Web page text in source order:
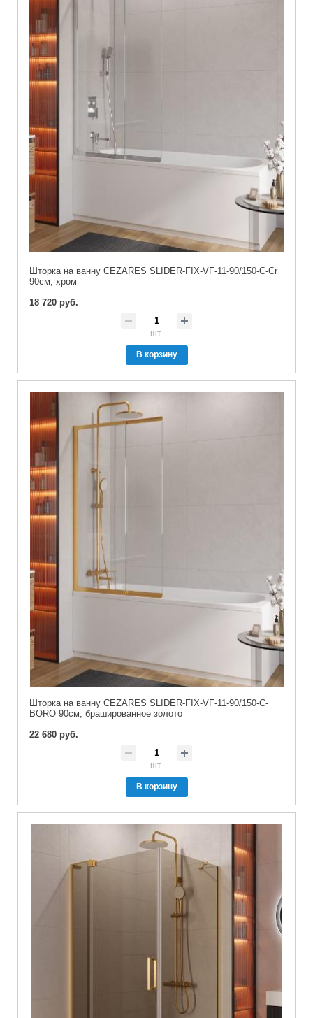
Шторка на ванну CEZARES SLIDER-FIX-VF-11-90/150-C-Cr
90см, хром
18 720 руб.
шт.
В корзину
Шторка на ванну CEZARES SLIDER-FIX-VF-11-90/150-C-
BORO 90см, брашированное золото
22 680 руб.
шт.
В корзину